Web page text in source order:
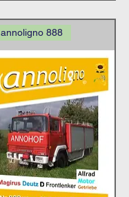
annoligno 888